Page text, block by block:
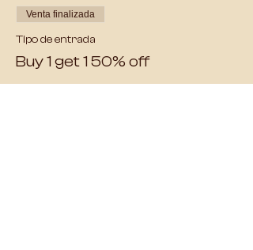
Venta finalizada
Tipo de entrada
Buy 1 get 1 50% off